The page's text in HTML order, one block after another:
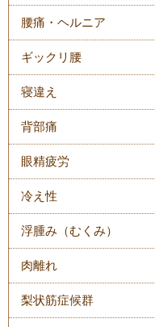
腰痛・ヘルニア
ギックリ腰
寝違え
背部痛
眼精疲労
冷え性
浮腫み（むくみ）
肉離れ
梨状筋症候群